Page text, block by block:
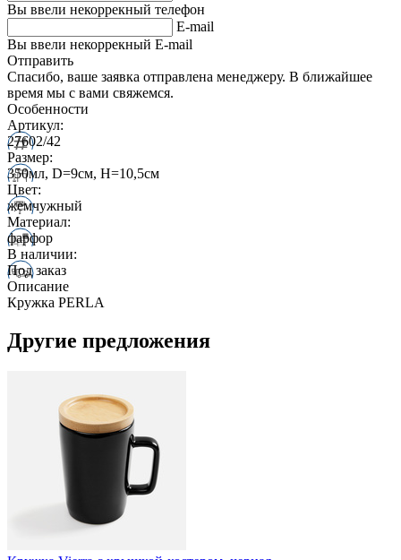
Вы ввели некоррекный телефон
E-mail
Вы ввели некоррекный E-mail
Отправить
Спасибо, ваше заявка отправлена менеджеру. В ближайшее
время мы с вами свяжемся.
Особенности
Артикул:
27602/42
Размер:
350мл, D=9см, Н=10,5см
Цвет:
жемчужный
Материал:
фарфор
В наличии:
Под заказ
Описание
Кружка PERLA
Другие предложения